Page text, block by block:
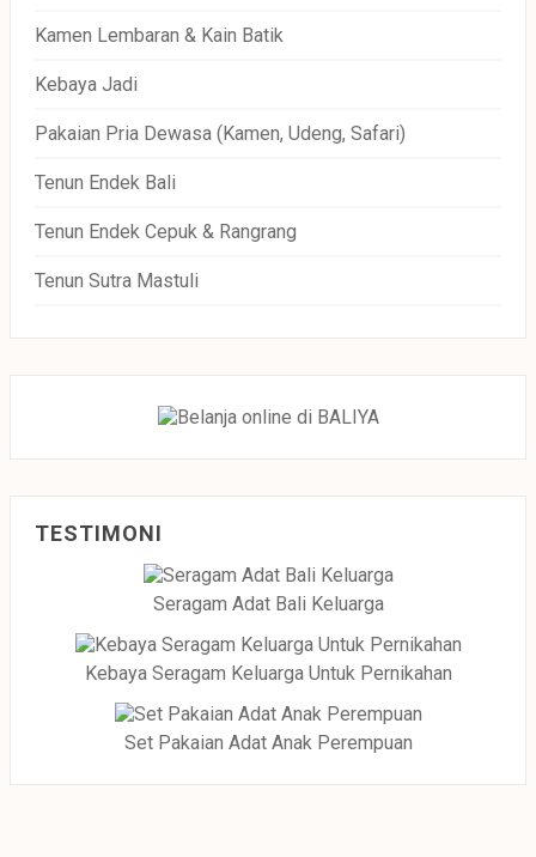
Kamen Lembaran & Kain Batik
Kebaya Jadi
Pakaian Pria Dewasa (Kamen, Udeng, Safari)
Tenun Endek Bali
Tenun Endek Cepuk & Rangrang
Tenun Sutra Mastuli
TESTIMONI
Seragam Adat Bali Keluarga
Kebaya Seragam Keluarga Untuk Pernikahan
Set Pakaian Adat Anak Perempuan